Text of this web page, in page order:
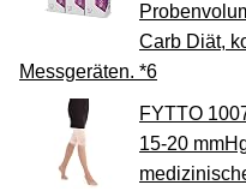
Carb Diät,
Messgeräten. *6
FYTTO
15-20